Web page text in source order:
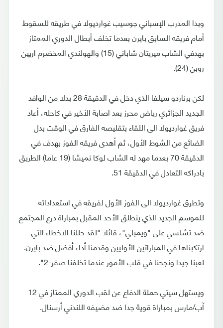
وبدا المدرب الإسباني جوسيب غوارديولا في طريقه للسقوط
أمام فريقه السابق بايرن بعدما تخلف أبطال الدوري الممتاز
بهدفي الشاب ميريتان شاباني (15) والهولندي المخضرم اريين
روبن (24).
لكن برناردو سيلفا الذي دخل في الدقيقة 28 بدلا من الوافد
الجديد الجزائري رياض محرز بعد اصابة الأخير في كاحله، أعاد
فريق غوارديولا الى اللقاء بتقليصه الفارق في الوقت بدل
الضائع من الشوط الأول، ثم أهدى فريقه الفوز بهدف في
الدقيقة 70 بعدما مهد له الشاب لوكا نميشا (19 عاما) الطريق
بادراكه التعادل في الدقيقة 51.
وتطرق غوارديولا الى الفوز الأول لفريقه في استعداداته
للموسم الجديد الذي ينطلق الأحد المقبل بمباراة درع المجتمع
ضد تشلسي على "ويمبلي"، قائلا "لقد حللنا الاخطاء التي
ارتكبناها في المباراتين الأوليين وقدمنا أداء أفضل ضد بايرن.
لعبنا جيدا ونجحنا في قلب الأمور عندما تخلفنا صفر-2".
ويستهل سيتي حملة الدفاع عن لقب الدوري الممتاز في 12
آب/مارس بمباراة قوية جدا ضد مضيفه اللندني أرسنال.